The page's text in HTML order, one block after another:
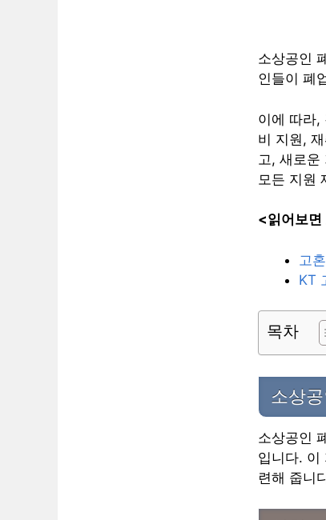
소상공인
인들이 폐
이에 따라,
비 지원,
고, 새로운
모든 지원
<읽어보면
고
KT
목차
소상
소상공인
입니다. 이
련해 줍니